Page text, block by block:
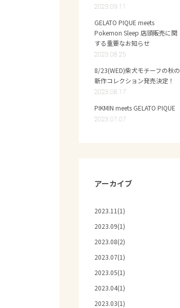
2023.09.11
GELATO PIQUE meets
Pokemon Sleep 店頭販売に関
する重要なお知らせ
2023.08.25
8/23(WED)柴犬モチーフの秋の
新作コレクション発売決定！
2023.08.17
PIKMIN meets GELATO PIQUE
2023.07.07
アーカイブ
2023.11(1)
2023.09(1)
2023.08(2)
2023.07(1)
2023.05(1)
2023.04(1)
2023.03(1)